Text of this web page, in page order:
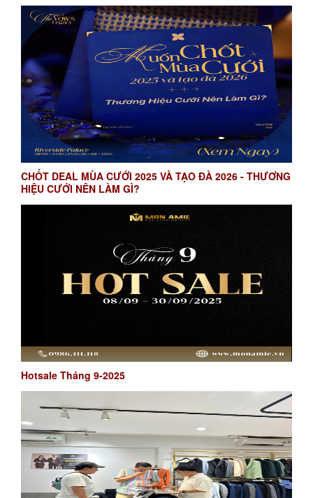
CHỐT DEAL MÙA CƯỚI 2025 VÀ TẠO ĐÀ 2026 - THƯƠNG
HIỆU CƯỚI NÊN LÀM GÌ?
Hotsale Tháng 9-2025